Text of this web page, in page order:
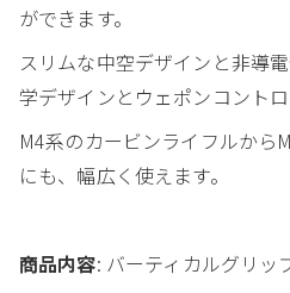
ができます。
スリムな中空デザインと非導
学デザインとウェポンコントロ
M4系のカービンライフルから
にも、幅広く使えます。
商品内容: バーティカルグリッ